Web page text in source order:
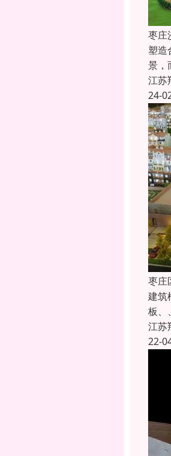
枣庄
塑造
景，
江苏
24-
枣庄
建筑
板、
江苏
22-